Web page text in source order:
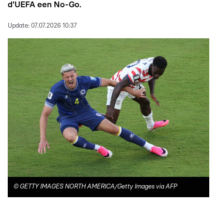
d'UEFA een No-Go.
Update: 07.07.2026 10:37
© GETTY IMAGES NORTH AMERICA/Getty Images via AFP